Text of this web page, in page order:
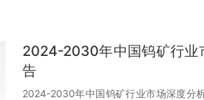
2024-2030年中国钨矿行业
告
2024-2030年中国钨矿行业市场深度分